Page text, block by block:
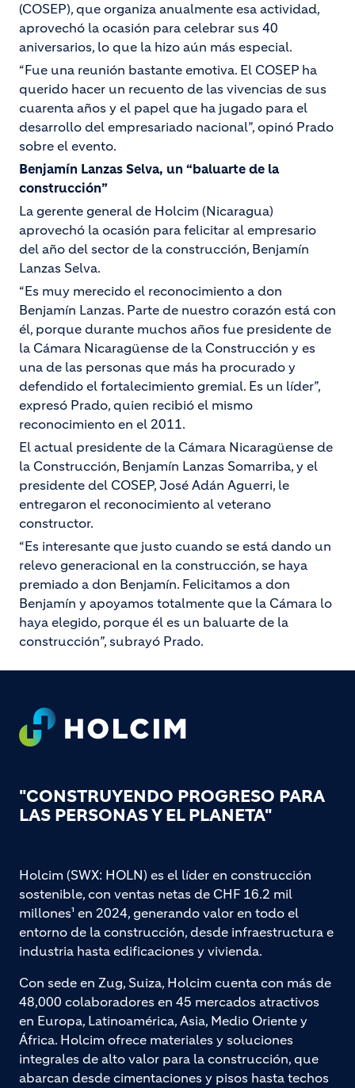
(COSEP), que organiza anualmente esa actividad,
aprovechó la ocasión para celebrar sus 40
aniversarios, lo que la hizo aún más especial.
“Fue una reunión bastante emotiva. El COSEP ha
querido hacer un recuento de las vivencias de sus
cuarenta años y el papel que ha jugado para el
desarrollo del empresariado nacional”, opinó Prado
sobre el evento.
Benjamín Lanzas Selva, un “baluarte de la
construcción”
La gerente general de Holcim (Nicaragua)
aprovechó la ocasión para felicitar al empresario
del año del sector de la construcción, Benjamín
Lanzas Selva.
“Es muy merecido el reconocimiento a don
Benjamín Lanzas. Parte de nuestro corazón está con
él, porque durante muchos años fue presidente de
la Cámara Nicaragüense de la Construcción y es
una de las personas que más ha procurado y
defendido el fortalecimiento gremial. Es un líder”,
expresó Prado, quien recibió el mismo
reconocimiento en el 2011.
El actual presidente de la Cámara Nicaragüense de
la Construcción, Benjamín Lanzas Somarriba, y el
presidente del COSEP, José Adán Aguerri, le
entregaron el reconocimiento al veterano
constructor.
“Es interesante que justo cuando se está dando un
relevo generacional en la construcción, se haya
premiado a don Benjamín. Felicitamos a don
Benjamín y apoyamos totalmente que la Cámara lo
haya elegido, porque él es un baluarte de la
construcción”, subrayó Prado.
Footer
"CONSTRUYENDO PROGRESO PARA
LAS PERSONAS Y EL PLANETA"
Holcim (SWX: HOLN) es el líder en construcción
sostenible, con ventas netas de CHF 16.2 mil
millones¹ en 2024, generando valor en todo el
entorno de la construcción, desde infraestructura e
industria hasta edificaciones y vivienda.
Con sede en Zug, Suiza, Holcim cuenta con más de
48,000 colaboradores en 45 mercados atractivos
en Europa, Latinoamérica, Asia, Medio Oriente y
África. Holcim ofrece materiales y soluciones
integrales de alto valor para la construcción, que
abarcan desde cimentaciones y pisos hasta techos